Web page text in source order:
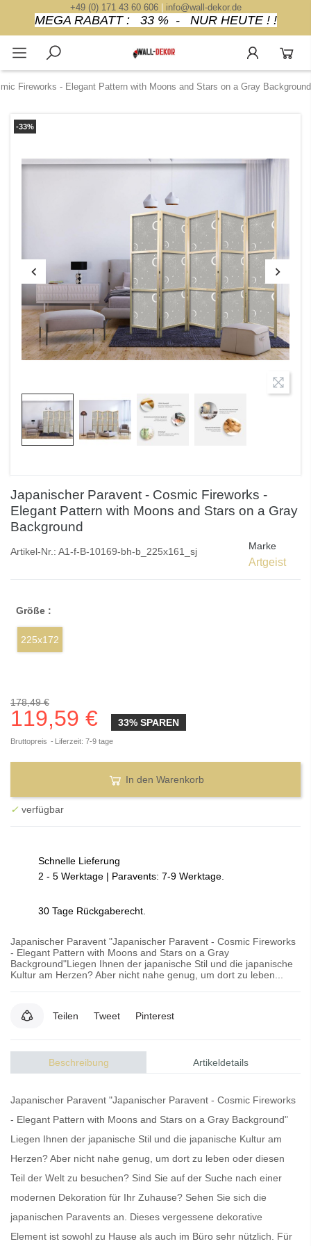
+49 (0) 171 43 60 606| info@wall-dekor.de
MEGA RABATT : 33 % - NUR HEUTE ! !
Fireworks - Elegant Pattern with Moons and Stars on a Gray Background
-33%
Japanischer Paravent - Cosmic Fireworks -
Elegant Pattern with Moons and Stars on a Gray
Background
Artikel-Nr.: A1-f-B-10169-bh-b_225x161_sj Marke
Artgeist
Größe :
225x172
178,49 €
119,59 € 33% SPAREN
Bruttopreis Liferzeit: 7-9 tage
In den Warenkorb
✓ verfügbar
Schnelle Lieferung
2 - 5 Werktage | Paravents: 7-9 Werktage.
30 Tage Rückgaberecht.
Japanischer Paravent "Japanischer Paravent - Cosmic Fireworks
- Elegant Pattern with Moons and Stars on a Gray
Background"Liegen Ihnen der japanische Stil und die japanische
Kultur am Herzen? Aber nicht nahe genug, um dort zu leben...
Teilen Tweet Pinterest
Beschreibung Artikeldetails
Japanischer Paravent "Japanischer Paravent - Cosmic Fireworks
- Elegant Pattern with Moons and Stars on a Gray Background"
Liegen Ihnen der japanische Stil und die japanische Kultur am
Herzen? Aber nicht nahe genug, um dort zu leben oder diesen
Teil der Welt zu besuchen? Sind Sie auf der Suche nach einer
modernen Dekoration für Ihr Zuhause? Sehen Sie sich die
japanischen Paravents an. Dieses vergessene dekorative
Element ist sowohl zu Hause als auch im Büro sehr nützlich. Für